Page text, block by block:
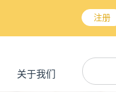
注册
关于我们